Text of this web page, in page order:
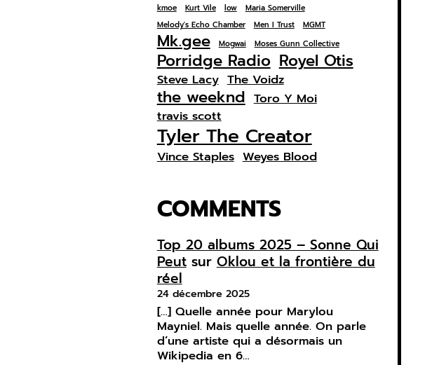
kmoe Kurt Vile low
Maria Somerville
Melody's Echo Chamber
Men I Trust MGMT
Mk.gee Mogwai Moses Gunn Collective
Porridge Radio Royel Otis
Steve Lacy The Voidz
the weeknd Toro Y Moi
travis scott
Tyler The Creator
Vince Staples Weyes Blood
COMMENTS
Top 20 albums 2025 – Sonne Qui
PeutsurOklou et la frontière du
réel
24 décembre 2025
[…] Quelle année pour Marylou
Mayniel. Mais quelle année. On parle
d’une artiste qui a désormais un
Wikipedia en 6…